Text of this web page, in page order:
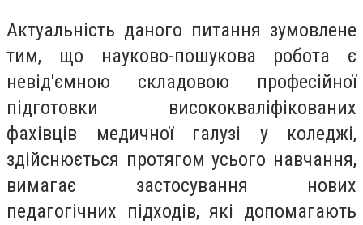
Актуальність даного питання зумовлене
тим, що науково-пошукова робота є
невід'ємною складовою професійної
підготовки висококваліфікованих
фахівців медичної галузі у коледжі,
здійснюється протягом усього навчання,
вимагає застосування нових
педагогічних підходів, які допомагають